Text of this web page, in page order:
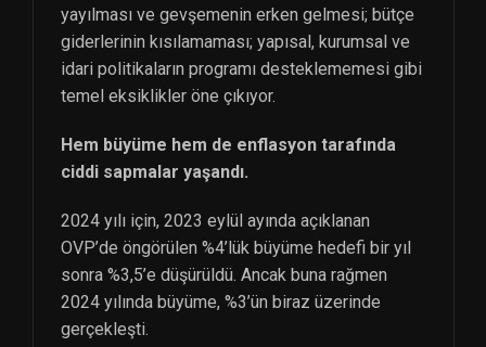
yayılması ve gevşemenin erken gelmesi; bütçe
giderlerinin kısılamaması; yapısal, kurumsal ve
idari politikaların programı desteklememesi gibi
temel eksiklikler öne çıkıyor.
Hem büyüme hem de enflasyon tarafında
ciddi sapmalar yaşandı.
2024 yılı için, 2023 eylül ayında açıklanan
OVP’de öngörülen %4’lük büyüme hedefi bir yıl
sonra %3,5’e düşürüldü. Ancak buna rağmen
2024 yılında büyüme, %3’ün biraz üzerinde
gerçekleşti.